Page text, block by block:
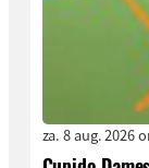
za. 8 aug. 2026